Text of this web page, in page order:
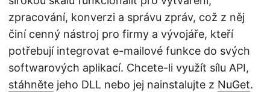
zpracování, konverzi a správu zpráv, což z něj
činí cenný nástroj pro firmy a vývojáře, kteří
potřebují integrovat e-mailové funkce do svých
softwarových aplikací. Chcete-li využít sílu API,
stáhněte jeho DLL nebo jej nainstalujte z NuGet.